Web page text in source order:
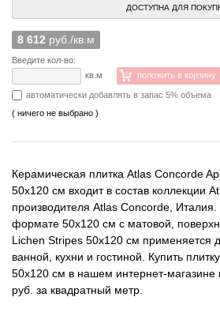
ДОСТУПНА ДЛЯ
8 612 руб./кв.м
Введите кол-во:
кв.м
положить в корзину
автоматически добавлять в запас 5% объема
( ничего не выбрано )
Керамическая плитка Atlas Concorde
50x120 см входит в состав коллекции
производителя Atlas Concorde, Италия.
формате 50x120 см с матовой,
Lichen Stripes 50x120 см применяется
ванной, кухни и гостиной. Купить
50x120 см в нашем интернет-
руб. за квадратный метр.